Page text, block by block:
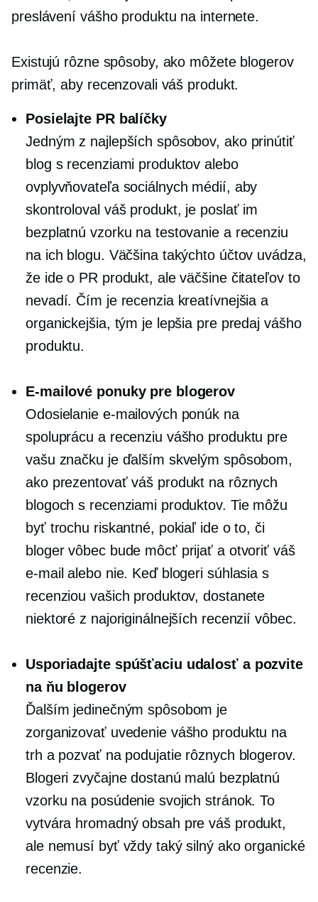
preslávení vášho produktu na internete.
Existujú rôzne spôsoby, ako môžete blogerov
primäť, aby recenzovali váš produkt.
Posielajte PR balíčky
Jedným z najlepších spôsobov, ako prinútiť
blog s recenziami produktov alebo
ovplyvňovateľa sociálnych médií, aby
skontroloval váš produkt, je poslať im
bezplatnú vzorku na testovanie a recenziu
na ich blogu. Väčšina takýchto účtov uvádza,
že ide o PR produkt, ale väčšine čitateľov to
nevadí. Čím je recenzia kreatívnejšia a
organickejšia, tým je lepšia pre predaj vášho
produktu.
E-mailové ponuky pre blogerov
Odosielanie e-mailových ponúk na
spoluprácu a recenziu vášho produktu pre
vašu značku je ďalším skvelým spôsobom,
ako prezentovať váš produkt na rôznych
blogoch s recenziami produktov. Tie môžu
byť trochu riskantné, pokiaľ ide o to, či
bloger vôbec bude môcť prijať a otvoriť váš
e-mail alebo nie. Keď blogeri súhlasia s
recenziou vašich produktov, dostanete
niektoré z najoriginálnejších recenzií vôbec.
Usporiadajte spúšťaciu udalosť a pozvite
na ňu blogerov
Ďalším jedinečným spôsobom je
zorganizovať uvedenie vášho produktu na
trh a pozvať na podujatie rôznych blogerov.
Blogeri zvyčajne dostanú malú bezplatnú
vzorku na posúdenie svojich stránok. To
vytvára hromadný obsah pre váš produkt,
ale nemusí byť vždy taký silný ako organické
recenzie.